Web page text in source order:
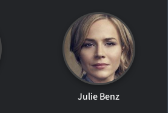
Julie Benz